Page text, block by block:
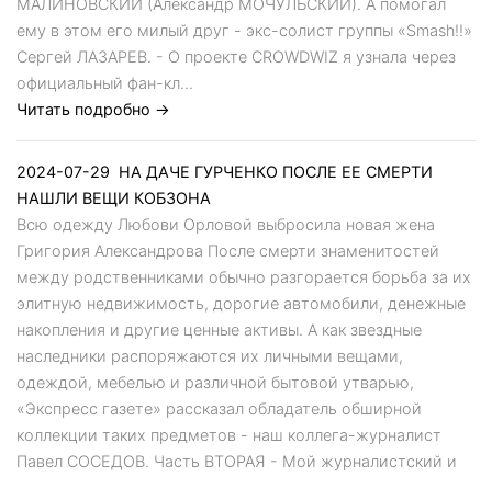
МАЛИНОВСКИЙ (Александр МОЧУЛЬСКИЙ). А помогал
ему в этом его милый друг - экс-солист группы «Smash!!»
Сергей ЛАЗАРЕВ. - О проекте CROWDWIZ я узнала через
официальный фан-кл...
Читать подробно →
2024-07-29 НА ДАЧЕ ГУРЧЕНКО ПОСЛЕ ЕЕ СМЕРТИ
НАШЛИ ВЕЩИ КОБЗОНА
Всю одежду Любови Орловой выбросила новая жена
Григория Александрова После смерти знаменитостей
между родственниками обычно разгорается борьба за их
элитную недвижимость, дорогие автомобили, денежные
накопления и другие ценные активы. А как звездные
наследники распоряжаются их личными вещами,
одеждой, мебелью и различной бытовой утварью,
«Экспресс газете» рассказал обладатель обширной
коллекции таких предметов - наш коллега-журналист
Павел СОСЕДОВ. Часть ВТОРАЯ - Мой журналистский и